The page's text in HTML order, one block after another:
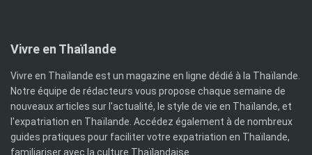
Vivre en Thaïlande
Vivre en Thaïlande est un magazine en ligne dédié à la Thaïlande.
Notre équipe de rédacteurs vous propose chaque semaine de
nouveaux articles sur l'actualité, le style de vie en Thaïlande, et
l'expatriation en Thaïlande. Accédez également à de nombreux
guides pratiques pour faciliter votre expatriation en Thaïlande,
familiariser avec la culture Thaïlandaise